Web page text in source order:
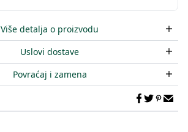
Više detalja o proizvodu
Uslovi dostave
Povraćaj i zamena